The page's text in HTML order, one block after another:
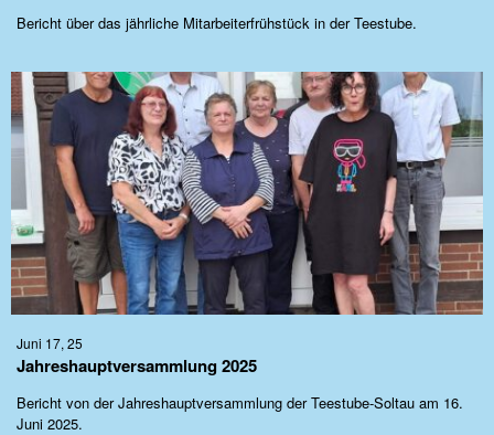
Bericht über das jährliche Mitarbeiterfrühstück in der Teestube.
Juni 17, 25
Jahreshauptversammlung 2025
Bericht von der Jahreshauptversammlung der Teestube-Soltau am 16.
Juni 2025.